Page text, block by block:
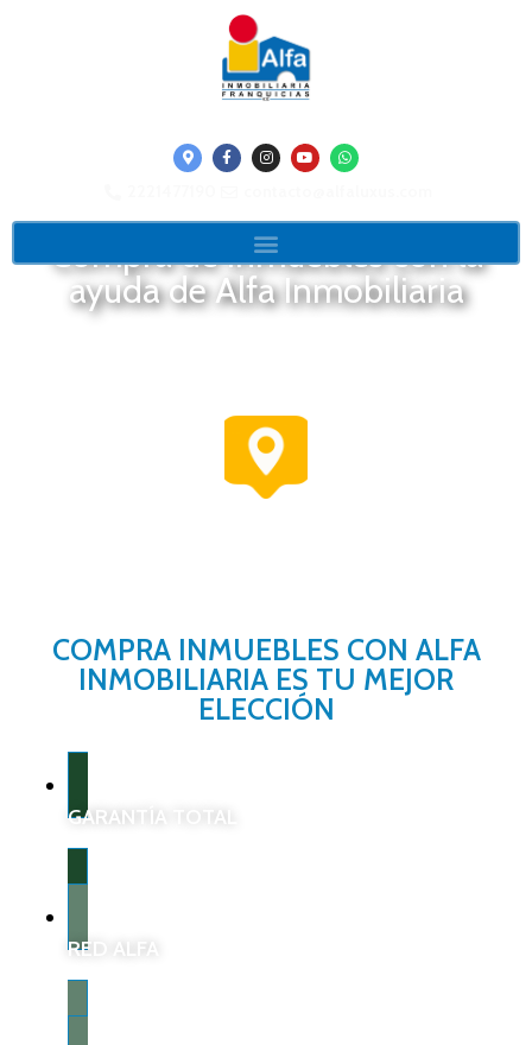
Compra de inmuebles con la
ayuda de Alfa Inmobiliaria
COMPRA INMUEBLES CON ALFA
INMOBILIARIA ES TU MEJOR
ELECCIÓN
GARANTÍA TOTAL
RED ALFA